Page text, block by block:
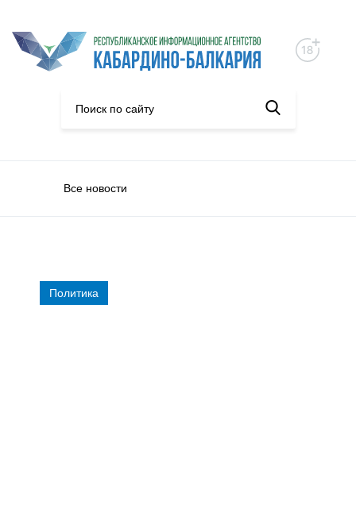
Все новости
Политика